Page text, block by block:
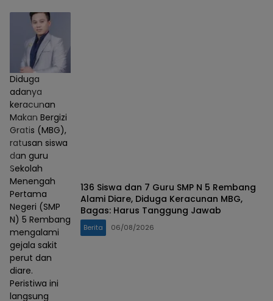
Diduga
adanya
keracunan
Makan Bergizi
Gratis (MBG),
ratusan siswa
dan guru
Sekolah
Menengah
Pertama
Negeri (SMP
N) 5 Rembang
mengalami
gejala sakit
perut dan
diare.
Peristiwa ini
langsung
136 Siswa dan 7 Guru SMP N 5 Rembang
Alami Diare, Diduga Keracunan MBG,
Bagas: Harus Tanggung Jawab
Berita 06/08/2026